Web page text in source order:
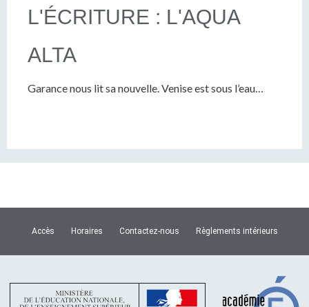
L'ÉCRITURE : L'AQUA
ALTA
Garance nous lit sa nouvelle. Venise est sous l’eau…
Accès Horaires Contactez-nous Règlements intérieurs